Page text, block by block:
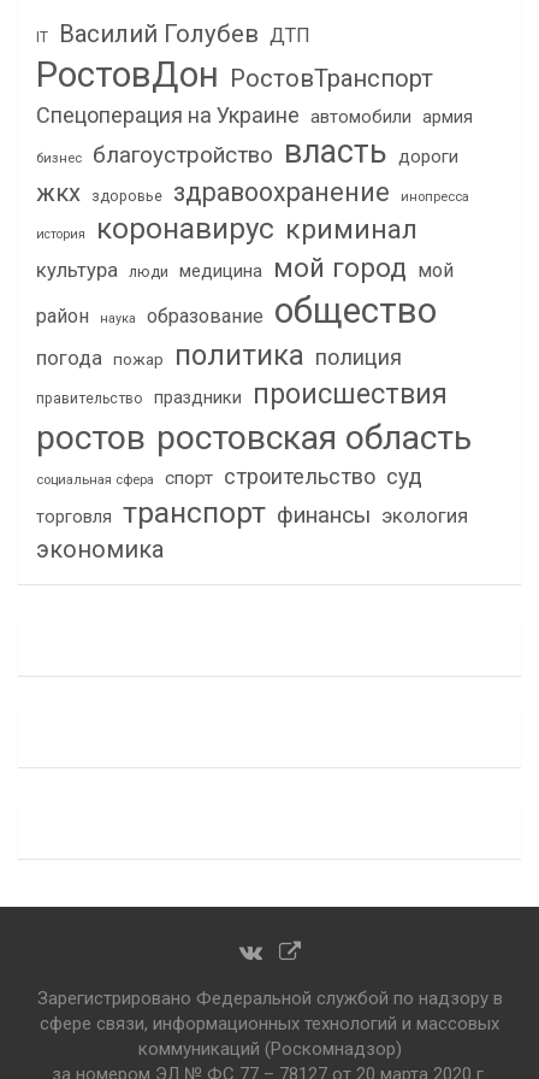
IT Василий Голубев ДТП
РостовДон РостовТранспорт
Спецоперация на Украине автомобили армия
бизнес благоустройство власть дороги
жкх здоровье здравоохранение инопресса
история коронавирус криминал
культура люди медицина мой город мой
район
наука образование общество
погода пожар политика полиция
правительство праздники происшествия
ростов ростовская область
социальная сфера спорт строительство суд
торговля транспорт финансы экология
экономика
Зарегистрировано Федеральной службой по надзору в
сфере связи, информационных технологий и массовых
коммуникаций (Роскомнадзор)
за номером ЭЛ № ФС 77 – 78127 от 20 марта 2020 г.